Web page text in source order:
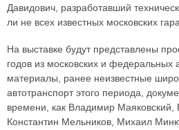
Давидович, разработавший
ли не всех известных московских
На выставке будут представлены
годов из московских и федеральных
материалы, ранее неизвестные
автотранспорт этого периода,
времени, как Владимир Маяковский,
Константин Мельников, Михаил